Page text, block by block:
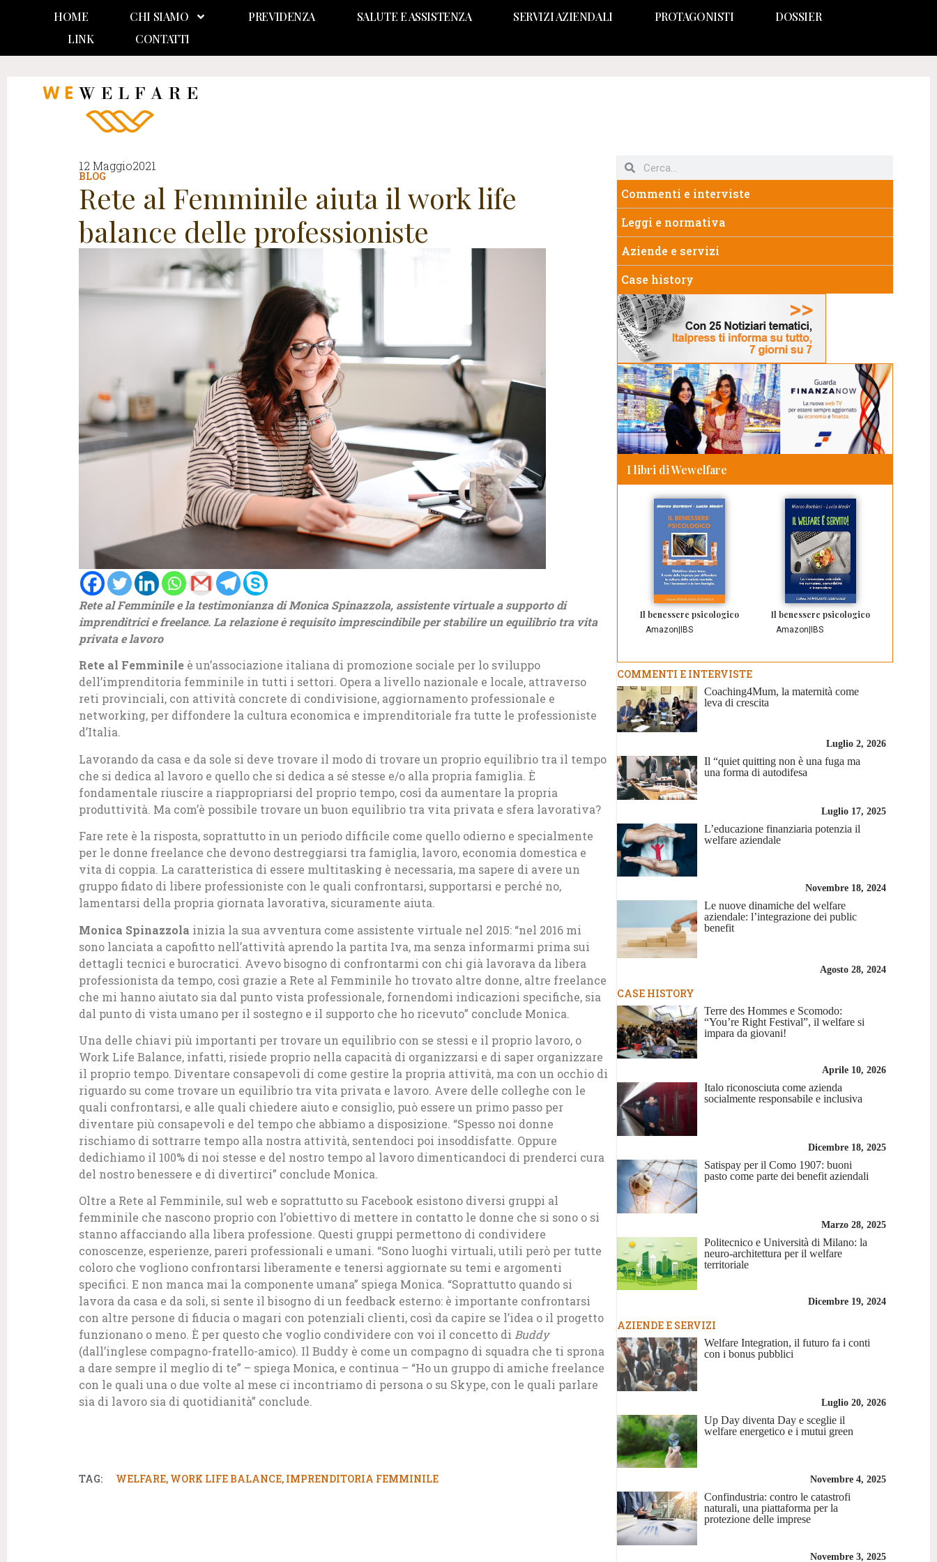
HOME CHI SIAMO PREVIDENZA SALUTE E ASSISTENZA SERVIZI AZIENDALI PROTAGONISTI
DOSSIER
LINK
CONTATTI
12 Maggio2021
BLOG
Rete al Femminile aiuta il work life
balance delle professioniste
Rete al Femminile e la testimonianza di Monica Spinazzola, assistente virtuale a supporto di
imprenditrici e freelance. La relazione è requisito imprescindibile per stabilire un equilibrio tra vita
privata e lavoro
Rete al Femminile è un’associazione italiana di promozione sociale per lo sviluppo
dell’imprenditoria femminile in tutti i settori. Opera a livello nazionale e locale, attraverso
reti provinciali, con attività concrete di condivisione, aggiornamento professionale e
networking, per diffondere la cultura economica e imprenditoriale fra tutte le professioniste
d’Italia.
Lavorando da casa e da sole si deve trovare il modo di trovare un proprio equilibrio tra il tempo
che si dedica al lavoro e quello che si dedica a sé stesse e/o alla propria famiglia. È
fondamentale riuscire a riappropriarsi del proprio tempo, così da aumentare la propria
produttività. Ma com’è possibile trovare un buon equilibrio tra vita privata e sfera lavorativa?
Fare rete è la risposta, soprattutto in un periodo difficile come quello odierno e specialmente
per le donne freelance che devono destreggiarsi tra famiglia, lavoro, economia domestica e
vita di coppia. La caratteristica di essere multitasking è necessaria, ma sapere di avere un
gruppo fidato di libere professioniste con le quali confrontarsi, supportarsi e perché no,
lamentarsi della propria giornata lavorativa, sicuramente aiuta.
Monica Spinazzola inizia la sua avventura come assistente virtuale nel 2015: “nel 2016 mi
sono lanciata a capofitto nell’attività aprendo la partita Iva, ma senza informarmi prima sui
dettagli tecnici e burocratici. Avevo bisogno di confrontarmi con chi già lavorava da libera
professionista da tempo, così grazie a Rete al Femminile ho trovato altre donne, altre freelance
che mi hanno aiutato sia dal punto vista professionale, fornendomi indicazioni specifiche, sia
dal punto di vista umano per il sostegno e il supporto che ho ricevuto” conclude Monica.
Una delle chiavi più importanti per trovare un equilibrio con se stessi e il proprio lavoro, o
Work Life Balance, infatti, risiede proprio nella capacità di organizzarsi e di saper organizzare
il proprio tempo. Diventare consapevoli di come gestire la propria attività, ma con un occhio di
riguardo su come trovare un equilibrio tra vita privata e lavoro. Avere delle colleghe con le
quali confrontarsi, e alle quali chiedere aiuto e consiglio, può essere un primo passo per
diventare più consapevoli e del tempo che abbiamo a disposizione. “Spesso noi donne
rischiamo di sottrarre tempo alla nostra attività, sentendoci poi insoddisfatte. Oppure
dedichiamo il 100% di noi stesse e del nostro tempo al lavoro dimenticandoci di prenderci cura
del nostro benessere e di divertirci” conclude Monica.
Oltre a Rete al Femminile, sul web e soprattutto su Facebook esistono diversi gruppi al
femminile che nascono proprio con l’obiettivo di mettere in contatto le donne che si sono o si
stanno affacciando alla libera professione. Questi gruppi permettono di condividere
conoscenze, esperienze, pareri professionali e umani. “Sono luoghi virtuali, utili però per tutte
coloro che vogliono confrontarsi liberamente e tenersi aggiornate su temi e argomenti
specifici. E non manca mai la componente umana” spiega Monica. “Soprattutto quando si
lavora da casa e da soli, si sente il bisogno di un feedback esterno: è importante confrontarsi
con altre persone di fiducia o magari con potenziali clienti, così da capire se l’idea o il progetto
funzionano o meno. È per questo che voglio condividere con voi il concetto di Buddy
(dall’inglese compagno-fratello-amico). Il Buddy è come un compagno di squadra che ti sprona
a dare sempre il meglio di te” – spiega Monica, e continua – “Ho un gruppo di amiche freelance
con le quali una o due volte al mese ci incontriamo di persona o su Skype, con le quali parlare
sia di lavoro sia di quotidianità” conclude.
TAG: WELFARE, WORK LIFE BALANCE, IMPRENDITORIA FEMMINILE
Commenti e interviste
Leggi e normativa
Aziende e servizi
Case history
I libri di Wewelfare
Il benessere psicologico
Amazon IBS
Il benessere psicologico
Amazon IBS
COMMENTI E INTERVISTE
Coaching4Mum, la maternità come
leva di crescita
Luglio 2, 2026
Il “quiet quitting non è una fuga ma
una forma di autodifesa
Luglio 17, 2025
L’educazione finanziaria potenzia il
welfare aziendale
Novembre 18, 2024
Le nuove dinamiche del welfare
aziendale: l’integrazione dei public
benefit
Agosto 28, 2024
CASE HISTORY
Terre des Hommes e Scomodo:
“You’re Right Festival”, il welfare si
impara da giovani!
Aprile 10, 2026
Italo riconosciuta come azienda
socialmente responsabile e inclusiva
Dicembre 18, 2025
Satispay per il Como 1907: buoni
pasto come parte dei benefit aziendali
Marzo 28, 2025
Politecnico e Università di Milano: la
neuro-architettura per il welfare
territoriale
Dicembre 19, 2024
AZIENDE E SERVIZI
Welfare Integration, il futuro fa i conti
con i bonus pubblici
Luglio 20, 2026
Up Day diventa Day e sceglie il
welfare energetico e i mutui green
Novembre 4, 2025
Confindustria: contro le catastrofi
naturali, una piattaforma per la
protezione delle imprese
Novembre 3, 2025